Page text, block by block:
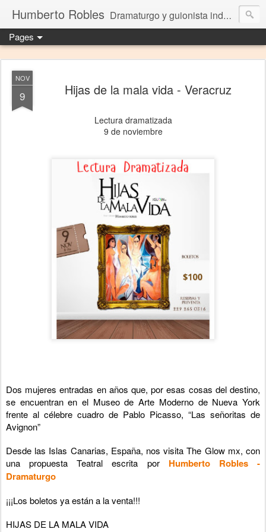
Humberto Robles Dramaturgo y guionista independiente
Pages
NOV
9 Hijas de la mala vida - Veracruz
Lectura dramatizada
9 de noviembre
Dos mujeres entra­das en años que, por esas cosas del destino,
se encuentran en el Museo de Arte Moderno de Nueva York
frente al céle­bre cuadro de Pablo Picasso, “Las señoritas de
Avignon”
Desde las Islas Canarias, España, nos visita The Glow mx, con
una propuesta Teatral escrita por Humberto Robles -
Dramaturgo
¡¡¡Los boletos ya están a la venta!!!
HIJAS DE LA MALA VIDA